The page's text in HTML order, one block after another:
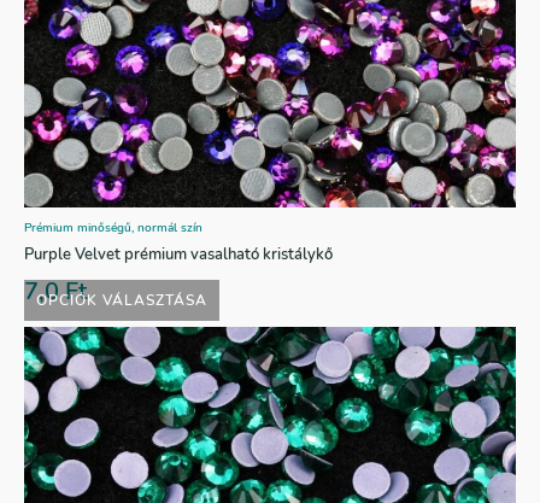
OPCIÓK VÁLASZTÁSA
Prémium minőségű, normál szín
Purple Velvet prémium vasalható kristálykő
7,0Ft